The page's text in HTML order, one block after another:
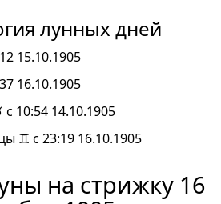
лунных дней
15.10.1905
16.10.1905
с 10:54 14.10.1905
♊ с 23:19 16.10.1905
на стрижку 16